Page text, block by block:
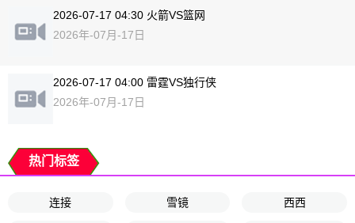
2026-07-17 04:30 火箭VS篮网
2026年-07月-17日
2026-07-17 04:00 雷霆VS独行侠
2026年-07月-17日
热门标签
连接 雪镜 西西